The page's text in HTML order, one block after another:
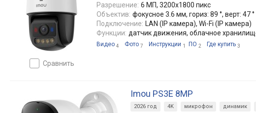
сравнить
Разрешение: 6 МП, 3200х1800 пикс
Объектив: фокусное 3.6 мм, гориз: 89 °, верт: 47 °
Подключение: LAN (IP камера), Wi-Fi (IP камера)
Функции: датчик движения, облачное
Видео 4 Фото 7 Инструкции 1 ПО 2 Где купить 3
Imou PS3E 8MP
2026 год 4K микрофон динамик